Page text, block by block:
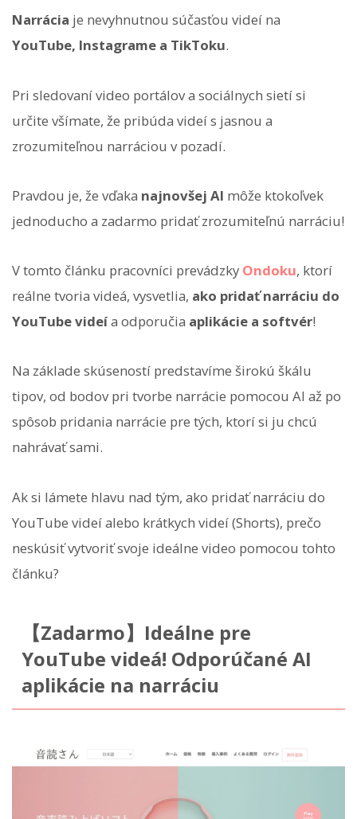
Narrácia je nevyhnutnou súčasťou videí na
YouTube, Instagrame a TikToku.
Pri sledovaní video portálov a sociálnych sietí si
určite všímate, že pribúda videí s jasnou a
zrozumiteľnou narráciou v pozadí.
Pravdou je, že vďaka najnovšej AI môže ktokoľvek
jednoducho a zadarmo pridať zrozumiteľnú narráciu!
V tomto článku pracovníci prevádzky Ondoku, ktorí
reálne tvoria videá, vysvetlia, ako pridať narráciu do
YouTube videía odporučia aplikácie a softvér!
Na základe skúseností predstavíme širokú škálu
tipov, od bodov pri tvorbe narrácie pomocou AI až po
spôsob pridania narrácie pre tých, ktorí si ju chcú
nahrávať sami.
Ak si lámete hlavu nad tým, ako pridať narráciu do
YouTube videí alebo krátkych videí (Shorts), prečo
neskúsiť vytvoriť svoje ideálne video pomocou tohto
článku?
【Zadarmo】Ideálne pre
YouTube videá! Odporúčané AI
aplikácie na narráciu